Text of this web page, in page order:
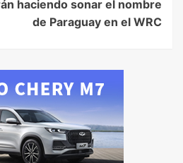
haciendo sonar el nombre
de Paraguay en el WRC